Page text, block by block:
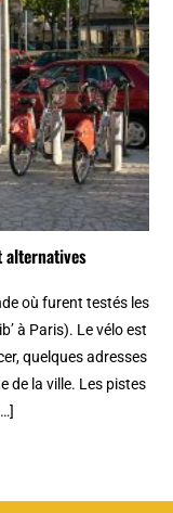
alternatives
où furent testés les
à Paris). Le vélo est
quelques adresses
de la ville. Les pistes